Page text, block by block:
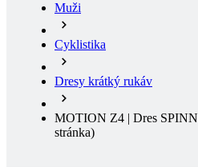
Muži
Cyklistika
Dresy krátký rukáv
MOTION Z4 | Dres
stránka)